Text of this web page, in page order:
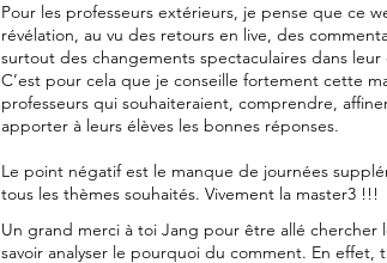
Pour les professeurs extérieurs, je pense que ce
révélation, au vu des retours en live, des
surtout des changements spectaculaires dans leur
C’est pour cela que je conseille fortement cette
professeurs qui souhaiteraient, comprendre,
apporter à leurs élèves les bonnes réponses.
Le point négatif est le manque de journées
tous les thèmes souhaités. Vivement la master3 !!!
Un grand merci à toi Jang pour être allé chercher
savoir analyser le pourquoi du comment. En effet,